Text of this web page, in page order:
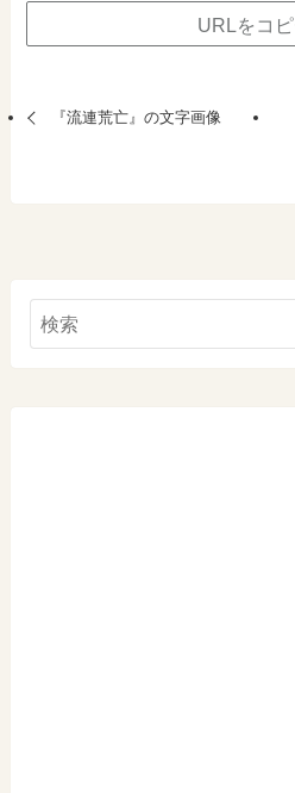
URLをコ
『流連荒亡』の文字画像